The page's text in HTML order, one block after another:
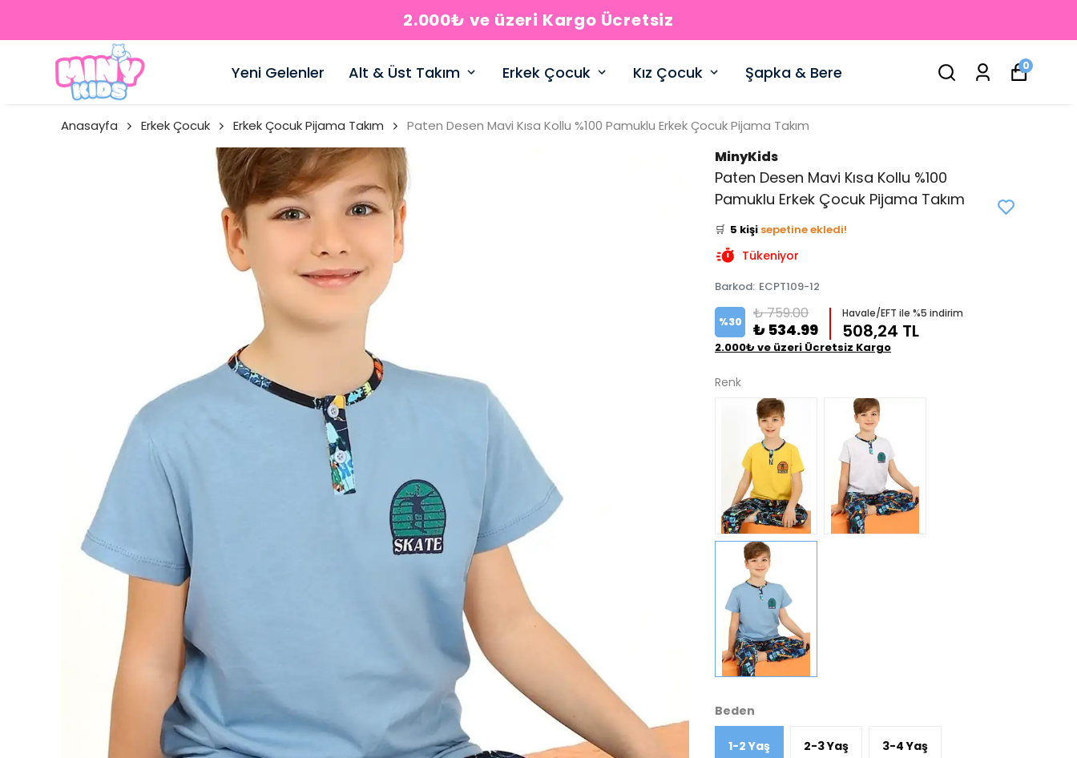
2.000₺ ve üzeri Kargo Ücretsiz
Yeni Gelenler Alt & Üst Takım Erkek Çocuk Kız Çocuk Şapka & Bere 0
Anasayfa Erkek Çocuk Erkek Çocuk Pijama Takım Paten Desen Mavi Kısa Kollu %100 Pamuklu Erkek Çocuk Pijama Takım
MinyKids
Paten Desen Mavi Kısa Kollu %100
Pamuklu Erkek Çocuk Pijama Takım
👀 Şu an 0 kişi inceliyor!
favoriledi!
🛒 5 kişi sepetine ekledi!
✅ Bugün 0 adet
Tükeniyor
Barkod: ECPT109-12
%30 ₺ 759.00
₺ 534.99
Havale/EFT ile %5 indirim
508,24 TL
2.000₺ ve üzeri Ücretsiz Kargo
Renk
Beden
1-2 Yaş 2-3 Yaş 3-4 Yaş